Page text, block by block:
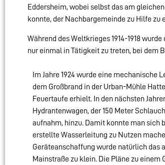
Eddersheim, wobei selbst das am
konnte, der Nachbargemeinde zu Hilfe zu
Während des Weltkrieges 1914-1918
nur einmal in Tätigkeit zu treten, bei dem
Im Jahre 1924 wurde eine mechanische
dem Großbrand in der Urban-Mühle
Feuertaufe erhielt. In den nächsten
Hydrantenwagen, der 150 Meter
aufnahm, hinzu. Damit konnte man sich
erstellte Wasserleitung zu Nutzen
Geräteanschaffung wurde natürlich das
Mainstraße zu klein. Die Pläne zu einem